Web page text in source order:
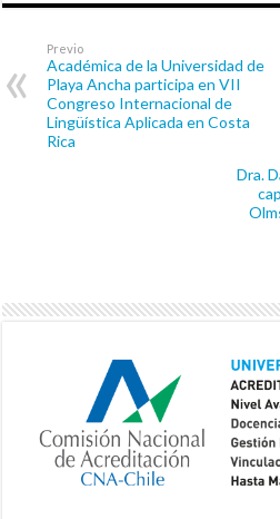
Previo
Académica de la Universidad de
Playa Ancha participa en VII
Congreso Internacional de
Lingüística Aplicada en Costa
Rica
Dra.